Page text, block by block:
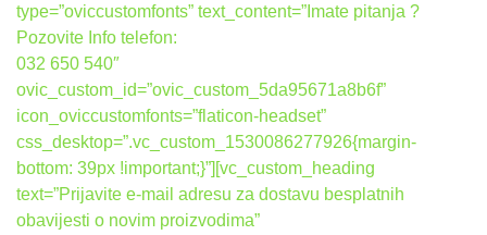
type=”oviccustomfonts” text_content=”Imate pitanja ?
Pozovite Info telefon:
032 650 540″
ovic_custom_id=”ovic_custom_5da95671a8b6f”
icon_oviccustomfonts=”flaticon-headset”
css_desktop=”.vc_custom_1530086277926{margin-
bottom: 39px !important;}”][vc_custom_heading
text=”Prijavite e-mail adresu za dostavu besplatnih
obavijesti o novim proizvodima”